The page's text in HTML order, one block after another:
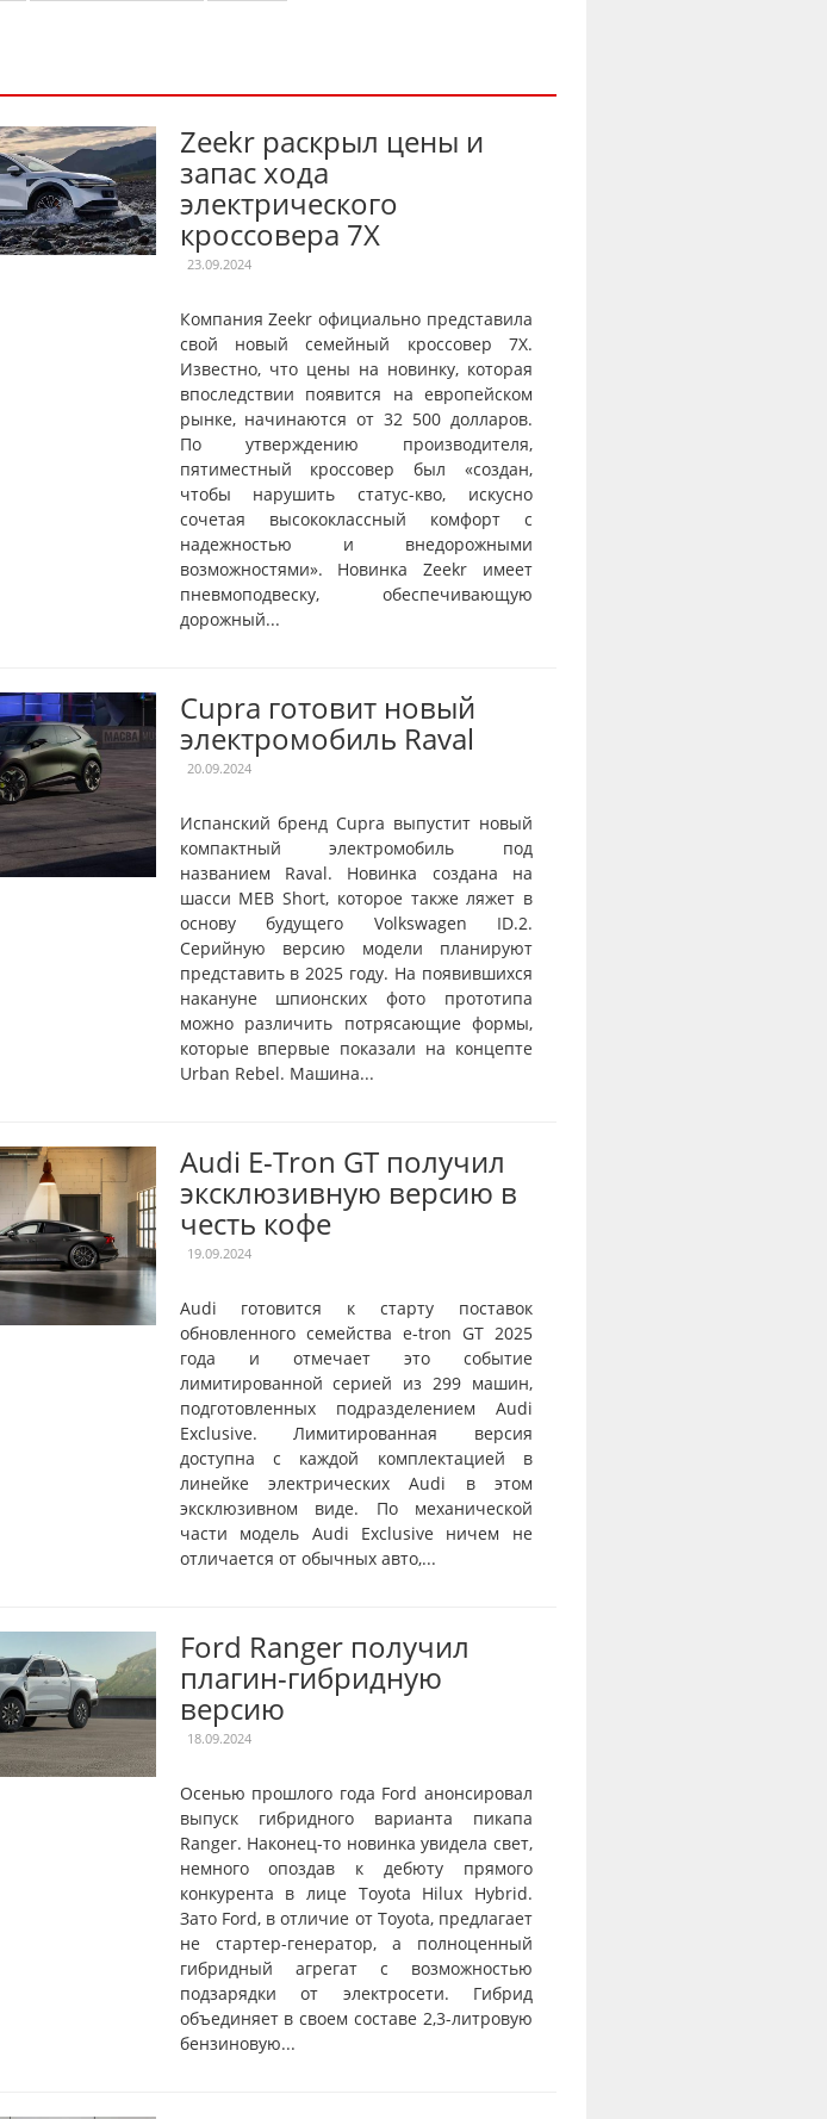
Zeekr раскрыл цены и
запас хода
электрического
кроссовера 7X
23.09.2024
Компания Zeekr официально представила
свой новый семейный кроссовер 7X.
Известно, что цены на новинку, которая
впоследствии появится на европейском
рынке, начинаются от 32 500 долларов.
По утверждению производителя,
пятиместный кроссовер был «создан,
чтобы нарушить статус-кво, искусно
сочетая высококлассный комфорт с
надежностью и внедорожными
возможностями». Новинка Zeekr имеет
пневмоподвеску, обеспечивающую
дорожный...
Cupra готовит новый
электромобиль Raval
20.09.2024
Испанский бренд Cupra выпустит новый
компактный электромобиль под
названием Raval. Новинка создана на
шасси MEB Short, которое также ляжет в
основу будущего Volkswagen ID.2.
Серийную версию модели планируют
представить в 2025 году. На появившихся
накануне шпионских фото прототипа
можно различить потрясающие формы,
которые впервые показали на концепте
Urban Rebel. Машина...
Audi E-Tron GT получил
эксклюзивную версию в
честь кофе
19.09.2024
Audi готовится к старту поставок
обновленного семейства e-tron GT 2025
года и отмечает это событие
лимитированной серией из 299 машин,
подготовленных подразделением Audi
Exclusive. Лимитированная версия
доступна с каждой комплектацией в
линейке электрических Audi в этом
эксклюзивном виде. По механической
части модель Audi Exclusive ничем не
отличается от обычных авто,...
Ford Ranger получил
плагин-гибридную
версию
18.09.2024
Осенью прошлого года Ford анонсировал
выпуск гибридного варианта пикапа
Ranger. Наконец-то новинка увидела свет,
немного опоздав к дебюту прямого
конкурента в лице Toyota Hilux Hybrid.
Зато Ford, в отличие от Toyota, предлагает
не стартер-генератор, а полноценный
гибридный агрегат с возможностью
подзарядки от электросети. Гибрид
объединяет в своем составе 2,3-литровую
бензиновую...